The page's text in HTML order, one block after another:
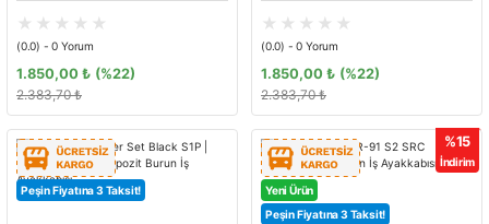
(0.0) - 0 Yorum
1.850,00 ₺
2.383,70 ₺
(%22)
(0.0) - 0 Yorum
1.850,00 ₺
2.383,70 ₺
(%22)
Peşin Fiyatına 3 Taksit!
%15
İndirim
Yeni Ürün
Peşin Fiyatına 3 Taksit!